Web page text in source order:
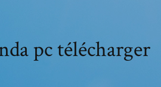
pc télécharger